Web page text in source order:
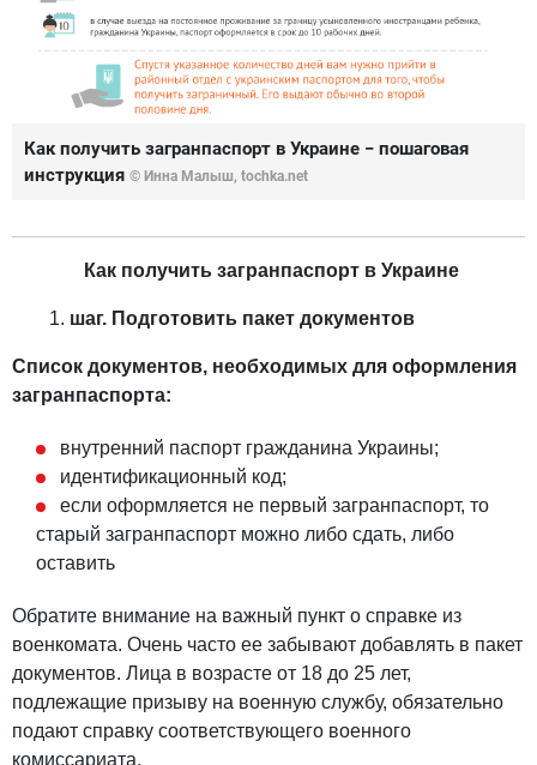
Как получить загранпаспорт в Украине − пошаговая
инструкция © Инна Малыш, tochka.net
Как получить загранпаспорт в Украине
шаг. Подготовить пакет документов
Список документов, необходимых для оформления
загранпаспорта:
внутренний паспорт гражданина Украины;
идентификационный код;
если оформляется не первый загранпаспорт, то
старый загранпаспорт можно либо сдать, либо
оставить
Обратите внимание на важный пункт о справке из
военкомата. Очень часто ее забывают добавлять в пакет
документов. Лица в возрасте от 18 до 25 лет,
подлежащие призыву на военную службу, обязательно
подают справку соответствующего военного
комиссариата.